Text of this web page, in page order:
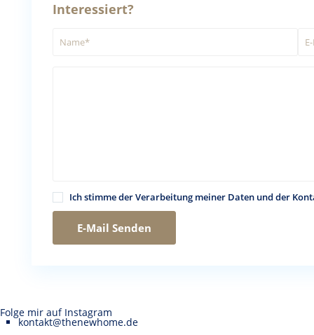
Interessiert?
Ich stimme der Verarbeitung meiner Daten und der
Folge mir auf Instagram
kontakt@thenewhome.de